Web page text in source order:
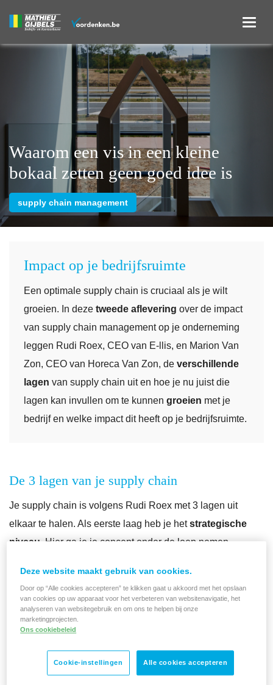
Waarom een vis in een kleine
bokaal zetten geen goed idee is
supply chain management
Impact op je bedrijfsruimte
Een optimale supply chain is cruciaal als je wilt
groeien. In deze tweede aflevering over de impact
van supply chain management op je onderneming
leggen Rudi Roex, CEO van E-llis, en Marion Van
Zon, CEO van Horeca Van Zon, de verschillende
lagen van supply chain uit en hoe je nu juist die
lagen kan invullen om te kunnen groeien met je
bedrijf en welke impact dit heeft op je bedrijfsruimte.
De 3 lagen van je supply chain
Je supply chain is volgens Rudi Roex met 3 lagen uit
elkaar te halen. Als eerste laag heb je hetstrategische
niveau . Hier ga je je concept onder de loep nemen.
tevredenheidsscore,… Zijn onmisbaar om je strategisch
kader uit te zetten. Van zodra je strategisch denkwerk klaar
is, kan je verder met de tweede laag:
het
niveau. Hier kijk je naar hoe je concreet dit strategisch
kader gaat inrichten. Als dit op punt staat, is het tijd voor de
Deze website maakt gebruik van cookies.
Door op “Alle cookies accepteren” te klikken gaat u akkoord met het opslaan
van cookies op uw apparaat voor het verbeteren van websitenavigatie, het
analyseren van websitegebruik en om ons te helpen bij onze
marketingprojecten.
Ons cookiebeleid
Alle cookies accepteren
Cookie-instellingen